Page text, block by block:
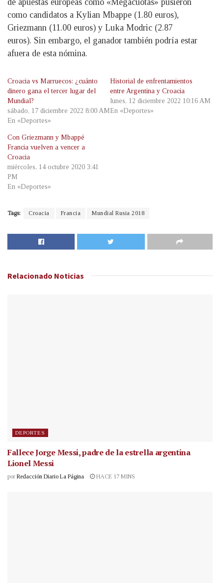
de apuestas europeas como «Megacuotas» pusieron
como candidatos a Kylian Mbappe (1.80 euros),
Griezmann (11.00 euros) y Luka Modric (2.87
euros). Sin embargo, el ganador también podría estar
afuera de esta nómina.
Croacia vs Marruecos: ¿cuánto
dinero gana el tercer lugar del
Mundial?
sábado, 17 diciembre 2022 8:00 AM
En «Deportes»
Historial de enfrentamientos
entre Argentina y Croacia
lunes, 12 diciembre 2022 10:16 AM
En «Deportes»
Con Griezmann y Mbappé
Francia vuelven a vencer a
Croacia
miércoles, 14 octubre 2020 3:41
PM
En «Deportes»
Tags: Croacia Francia Mundial Rusia 2018
Relacionado Noticias
DEPORTES
Fallece Jorge Messi, padre de la estrella argentina
Lionel Messi
por Redacción Diario La Página HACE 17 MINS